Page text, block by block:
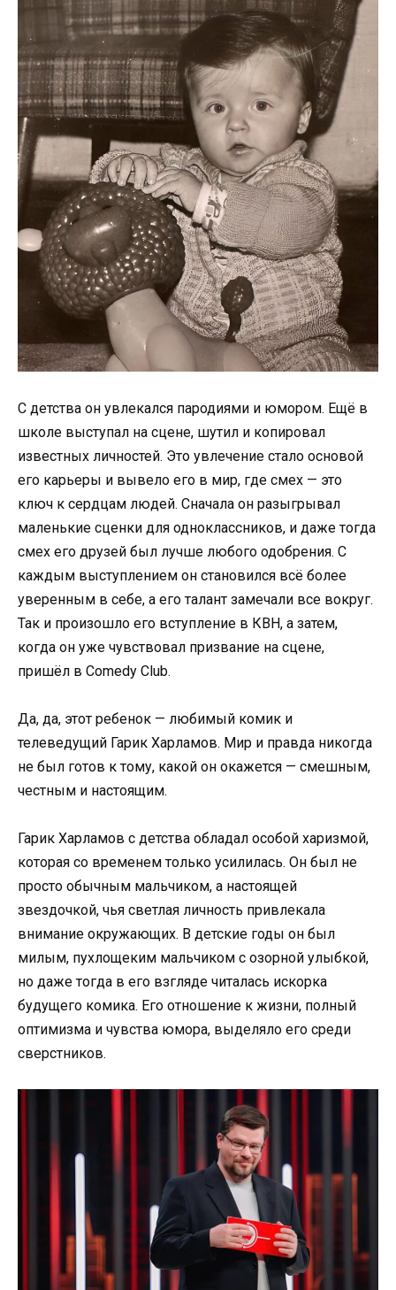
С детства он увлекался пародиями и юмором. Ещё в
школе выступал на сцене, шутил и копировал
известных личностей. Это увлечение стало основой
его карьеры и вывело его в мир, где смех — это
ключ к сердцам людей. Сначала он разыгрывал
маленькие сценки для одноклассников, и даже тогда
смех его друзей был лучше любого одобрения. С
каждым выступлением он становился всё более
уверенным в себе, а его талант замечали все вокруг.
Так и произошло его вступление в КВН, а затем,
когда он уже чувствовал призвание на сцене,
пришёл в Comedy Club.
Да, да, этот ребенок — любимый комик и
телеведущий Гарик Харламов. Мир и правда никогда
не был готов к тому, какой он окажется — смешным,
честным и настоящим.
Гарик Харламов с детства обладал особой харизмой,
которая со временем только усилилась. Он был не
просто обычным мальчиком, а настоящей
звездочкой, чья светлая личность привлекала
внимание окружающих. В детские годы он был
милым, пухлощеким мальчиком с озорной улыбкой,
но даже тогда в его взгляде читалась искорка
будущего комика. Его отношение к жизни, полный
оптимизма и чувства юмора, выделяло его среди
сверстников.